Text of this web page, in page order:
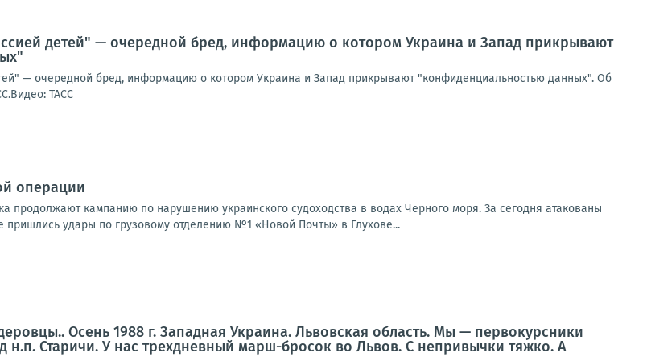
детей" — очередной бред, информацию о котором Украина и Запад прикрывают
— очередной бред, информацию о котором Украина и Запад прикрывают "конфиденциальностью данных". Об
ТАСС
операции
продолжают кампанию по нарушению украинского судоходства в водах Черного моря. За сегодня атакованы
удары по грузовому отделению №1 «Новой Почты» в Глухове...
Осень 1988 г. Западная Украина. Львовская область. Мы — первокурсники
Старичи. У нас трехдневный марш-бросок во Львов. С непривычки тяжко. А